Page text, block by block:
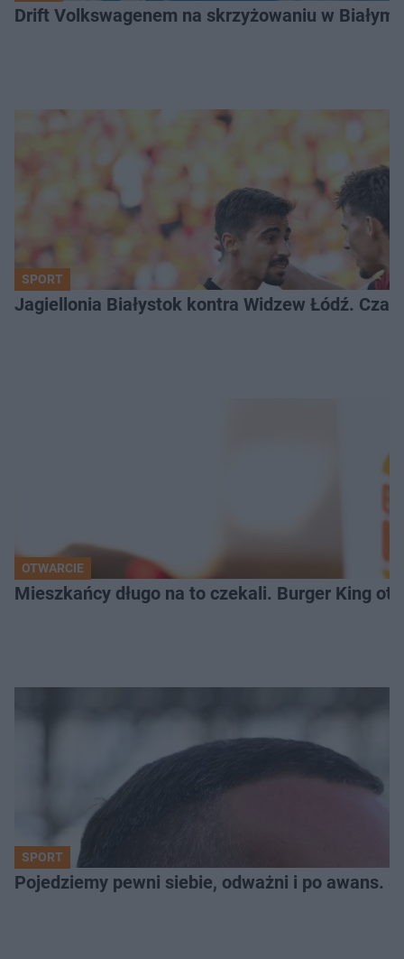
Drift Volkswagenem na skrzyżowaniu w
SPORT
Jagiellonia Białystok kontra Widzew Łódź.
OTWARCIE
Mieszkańcy długo na to czekali. Burger King
SPORT
Pojedziemy pewni siebie, odważni i po awans.